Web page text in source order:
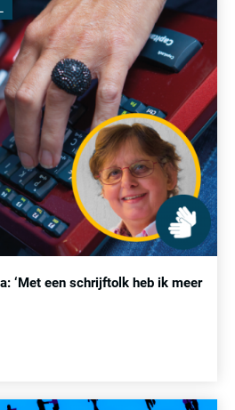
‘Met een schrijftolk heb ik meer